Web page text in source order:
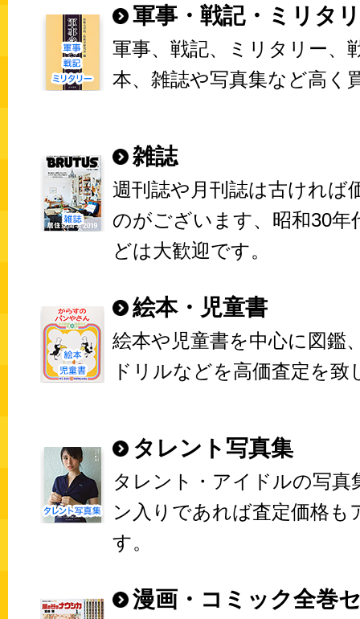
軍事・戦記・ミリタ
軍事、戦記、ミリタリー、
本、雑誌や写真集など高く
雑誌
週刊誌や月刊誌は古ければ
のがございます、昭和30年
どは大歓迎です。
絵本・児童書
絵本や児童書を中心に図鑑
ドリルなどを高価査定を致
タレント写真集
タレント・アイドルの写真
ン入りであれば査定価格も
す。
漫画・コミック全巻